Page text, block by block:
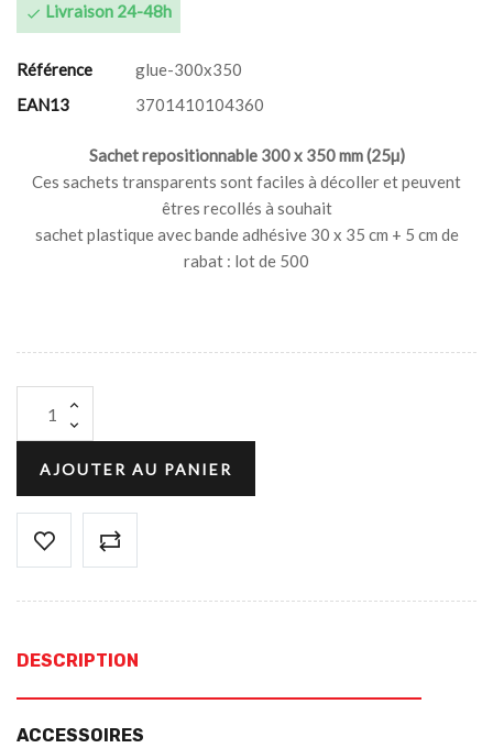
 Livraison 24-48h
Référence
glue-300x350
EAN13
3701410104360
Sachet repositionnable 300 x 350 mm (25µ)
Ces sachets transparents sont faciles à décoller et peuvent
êtres recollés à souhait
sachet plastique avec bande adhésive 30 x 35 cm + 5 cm de
rabat : lot de 500
AJOUTER AU PANIER
DESCRIPTION
ACCESSOIRES